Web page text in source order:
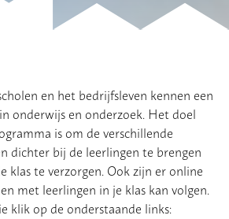
en het bedrijfsleven kennen een
onderwijs en onderzoek. Het doel
is om de verschillende
dichter bij de leerlingen te brengen
klas te verzorgen. Ook zijn er online
met leerlingen in je klas kan volgen.
klik op de onderstaande links: